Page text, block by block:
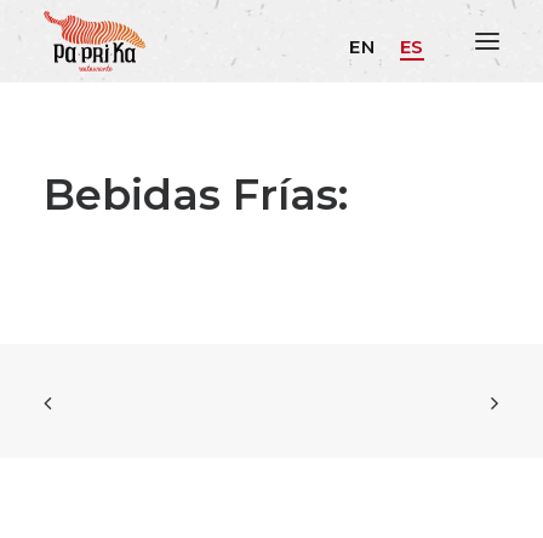
EN ES
Bebidas Frías: